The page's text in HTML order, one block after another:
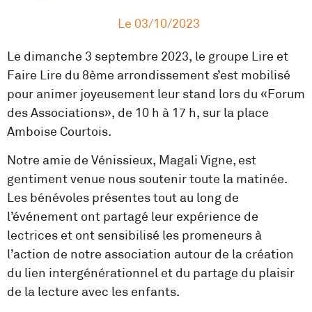
Le 03/10/2023
Le dimanche 3 septembre 2023, le groupe Lire et
Faire Lire du 8ème arrondissement s’est mobilisé
pour animer joyeusement leur stand lors du «Forum
des Associations», de 10 h à 17 h, sur la place
Amboise Courtois.
Notre amie de Vénissieux, Magali Vigne, est
gentiment venue nous soutenir toute la matinée.
Les bénévoles présentes tout au long de
l’événement ont partagé leur expérience de
lectrices et ont sensibilisé les promeneurs à
l’action de notre association autour de la création
du lien intergénérationnel et du partage du plaisir
de la lecture avec les enfants.